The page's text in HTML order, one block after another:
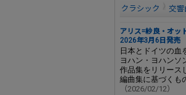
クラシック
交響
アリス=紗良・オッ
2026年3月6日発売
日本とドイツの血
ヨハン・ヨハンソ
作品集をリリース
編曲集に基づくも
（2026/02/12）